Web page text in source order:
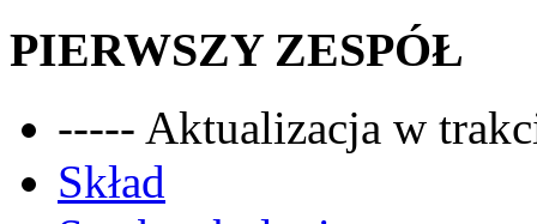
PIERWSZY ZESPÓŁ
----- Aktualizacja w
Skład